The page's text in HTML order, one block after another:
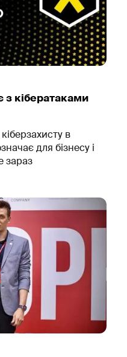
кібератаками
в
для бізнесу і
зараз